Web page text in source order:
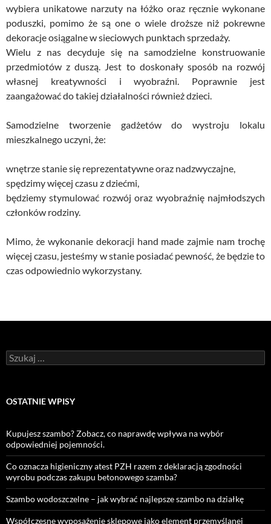
wybiera unikatowe narzuty na łóżko oraz ręcznie wykonane
poduszki, pomimo że są one o wiele droższe niż pokrewne
dekoracje osiągalne w sieciowych punktach sprzedaży.
Wielu z nas decyduje się na samodzielne konstruowanie
przedmiotów z duszą. Jest to doskonały sposób na rozwój
własnej kreatywności i wyobraźni. Poprawnie jest
zaangażować do takiej działalności również dzieci.
Samodzielne tworzenie gadżetów do wystroju lokalu
mieszkalnego uczyni, że:
wnętrze stanie się reprezentatywne oraz nadzwyczajne,
spędzimy więcej czasu z dziećmi,
będziemy stymulować rozwój oraz wyobraźnię najmłodszych
członków rodziny.
Mimo, że wykonanie dekoracji hand made zajmie nam trochę
więcej czasu, jesteśmy w stanie posiadać pewność, że będzie to
czas odpowiednio wykorzystany.
Szukaj:
OSTATNIE WPISY
Kupujesz szambo? Zobacz, co naprawdę wpływa na wybór
odpowiedniej pojemności.
Co oznacza higieniczny atest PZH razem z deklaracją zgodności
wyrobu podczas zakupu betonowego szamba?
Szambo wodoszczelne – jak wybrać najlepsze szambo na działkę
Współczesne wyposażenie sklepowe jako element przemyślanej